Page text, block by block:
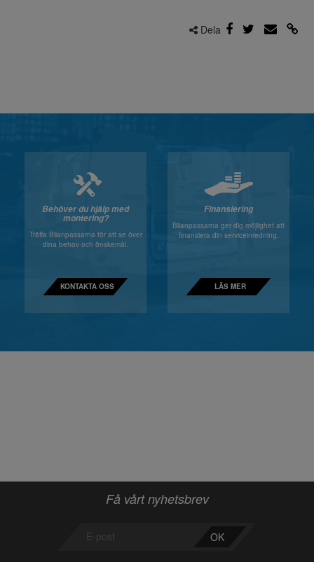
Dela
Behöver du hjälp med
montering?
Träffa Bilanpassarna för att se över
dina behov och önskemål.
KONTAKTA OSS
Finansiering
Bilanpassarna ger dig möjlighet att
finansiera din serviceinredning.
LÄS MER
Få vårt nyhetsbrev
OK